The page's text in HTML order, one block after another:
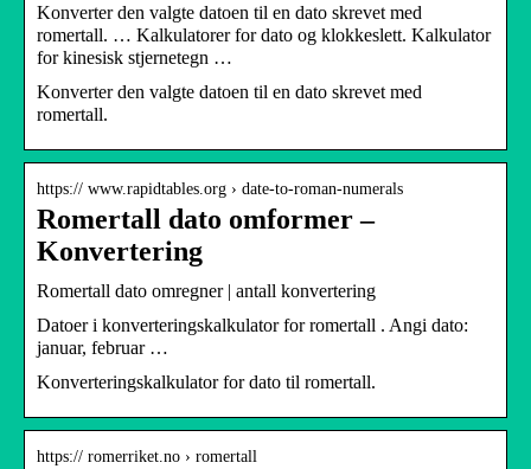
Konverter den valgte datoen til en dato skrevet med
romertall. … Kalkulatorer for dato og klokkeslett. Kalkulator
for kinesisk stjernetegn …
Konverter den valgte datoen til en dato skrevet med
romertall.
https:// www.rapidtables.org › date-to-roman-numerals
Romertall dato omformer –
Konvertering
Romertall dato omregner | antall konvertering
Datoer i konverteringskalkulator for romertall . Angi dato:
januar, februar …
Konverteringskalkulator for dato til romertall.
https:// romerriket.no › romertall